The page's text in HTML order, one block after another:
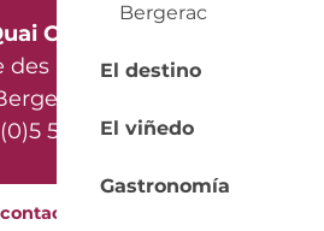
Bergerac
El destino
El viñedo
Gastronomía
Cyrano
des Récollets
- France
53 57 03 11
con nosotros